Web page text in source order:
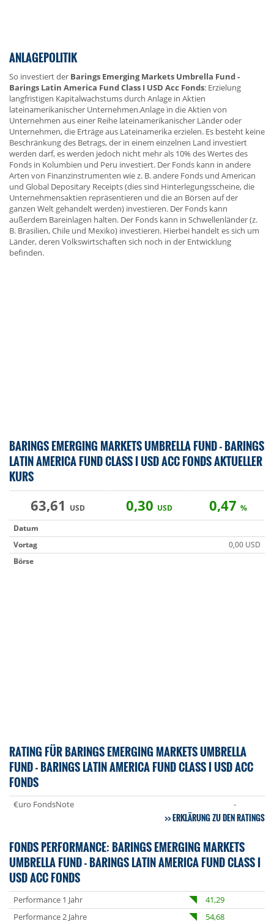
ANLAGEPOLITIK
So investiert der Barings Emerging Markets Umbrella Fund -
Barings Latin America Fund Class I USD Acc Fonds: Erzielung
langfristigen Kapitalwachstums durch Anlage in Aktien
lateinamerikanischer Unternehmen.Anlage in die Aktien von
Unternehmen aus einer Reihe lateinamerikanischer Länder oder
Unternehmen, die Erträge aus Lateinamerika erzielen. Es besteht keine
Beschränkung des Betrags, der in einem einzelnen Land investiert
werden darf, es werden jedoch nicht mehr als 10% des Wertes des
Fonds in Kolumbien und Peru investiert. Der Fonds kann in andere
Arten von Finanzinstrumenten wie z. B. andere Fonds und American
und Global Depositary Receipts (dies sind Hinterlegungsscheine, die
Unternehmensaktien repräsentieren und die an Börsen auf der
ganzen Welt gehandelt werden) investieren. Der Fonds kann
außerdem Bareinlagen halten. Der Fonds kann in Schwellenländer (z.
B. Brasilien, Chile und Mexiko) investieren. Hierbei handelt es sich um
Länder, deren Volkswirtschaften sich noch in der Entwicklung
befinden.
BARINGS EMERGING MARKETS UMBRELLA FUND - BARINGS
LATIN AMERICA FUND CLASS I USD ACC FONDS AKTUELLER
KURS
63,61 USD 0,30 USD 0,47 %
Datum
Vortag
0,00 USD
Börse
RATING FÜR BARINGS EMERGING MARKETS UMBRELLA
FUND - BARINGS LATIN AMERICA FUND CLASS I USD ACC
FONDS
€uro FondsNote -
ERKLÄRUNG ZU DEN RATINGS
FONDS PERFORMANCE: BARINGS EMERGING MARKETS
UMBRELLA FUND - BARINGS LATIN AMERICA FUND CLASS I
USD ACC FONDS
Performance 1 Jahr
41,29
Performance 2 Jahre
54,68